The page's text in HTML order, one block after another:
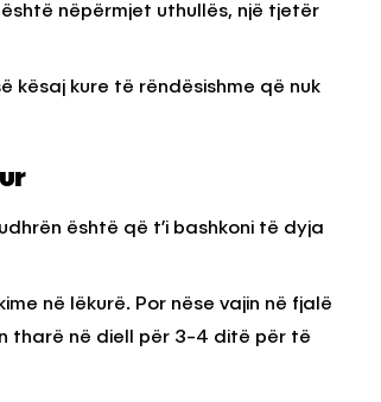
nëpërmjet uthullës, një tjetër
kure të rëndësishme që nuk
është që t’i bashkoni të dyja
në lëkurë. Por nëse vajin në fjalë
tharë në diell për 3-4 ditë për të